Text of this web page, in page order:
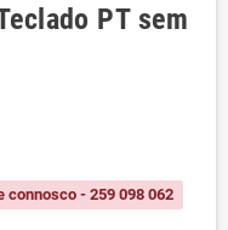
PT sem
connosco - 259 098 062